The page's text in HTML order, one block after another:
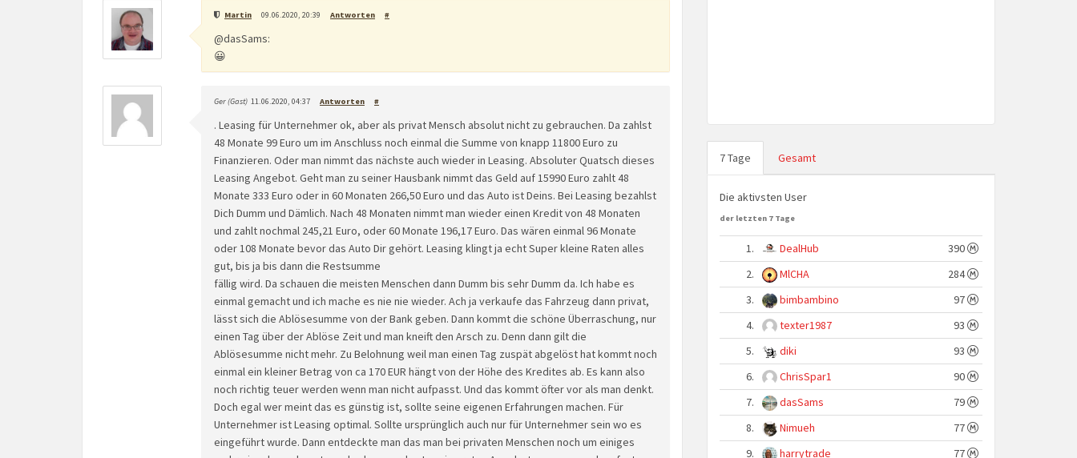
Martin 09.06.2020, 20:39 Antworten #
@dasSams:
😀
Ger (Gast) 11.06.2020, 04:37 Antworten #
. Leasing für Unternehmer ok, aber als privat Mensch absolut nicht zu gebrauchen. Da zahlst
48 Monate 99 Euro um im Anschluss noch einmal die Summe von knapp 11800 Euro zu
Finanzieren. Oder man nimmt das nächste auch wieder in Leasing. Absoluter Quatsch dieses
Leasing Angebot. Geht man zu seiner Hausbank nimmt das Geld auf 15990 Euro zahlt 48
Monate 333 Euro oder in 60 Monaten 266,50 Euro und das Auto ist Deins. Bei Leasing bezahlst
Dich Dumm und Dämlich. Nach 48 Monaten nimmt man wieder einen Kredit von 48 Monaten
und zahlt nochmal 245,21 Euro, oder 60 Monate 196,17 Euro. Das wären einmal 96 Monate
oder 108 Monate bevor das Auto Dir gehört. Leasing klingt ja echt Super kleine Raten alles
gut, bis ja bis dann die Restsumme
fällig wird. Da schauen die meisten Menschen dann Dumm bis sehr Dumm da. Ich habe es
einmal gemacht und ich mache es nie nie wieder. Ach ja verkaufe das Fahrzeug dann privat,
lässt sich die Ablösesumme von der Bank geben. Dann kommt die schöne Überraschung, nur
einen Tag über der Ablöse Zeit und man kneift den Arsch zu. Denn dann gilt die
Ablösesumme nicht mehr. Zu Belohnung weil man einen Tag zuspät abgelöst hat kommt noch
einmal ein kleiner Betrag von ca 170 EUR hängt von der Höhe des Kredites ab. Es kann also
noch richtig teuer werden wenn man nicht aufpasst. Und das kommt öfter vor als man denkt.
Doch egal wer meint das es günstig ist, sollte seine eigenen Erfahrungen machen. Für
Unternehmer ist Leasing optimal. Sollte ursprünglich auch nur für Unternehmer sein wo es
eingeführt wurde. Dann entdeckte man das man bei privaten Menschen noch um einiges
7 Tage Gesamt
Die aktivsten User
der letzten 7 Tage
1. DealHub
390
2.
MlCHA
284
3.
bimbambino
97
4.
texter1987
93
5.
diki
93
6.
ChrisSpar1
90
7.
dasSams
79
8.
Nimueh
77
9.
harrytrade 77